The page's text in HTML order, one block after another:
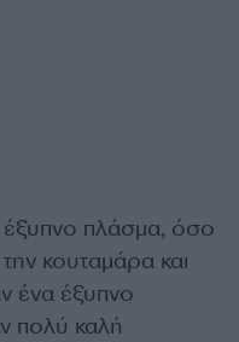
πλάσμα, όσο
κουταμάρα και
ένα έξυπνο
πολύ καλή